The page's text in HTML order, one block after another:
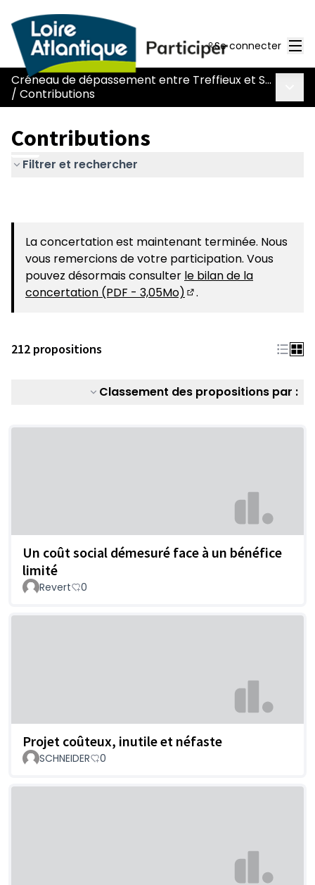
Se connecter
Créneau de dépassement entre Treffieux et Saint-Vincent-des-Landes
/ Contributions
Contributions
Filtrer et rechercher
La concertation est maintenant terminée. Nous
vous remercions de votre participation. Vous
pouvez désormais consulter le bilan de la
concertation (PDF - 3,05Mo)
.
212 propositions
Classement des propositions par :
Un coût social démesuré face à un bénéfice
limité
Revert 0
Projet coûteux, inutile et néfaste
SCHNEIDER 0